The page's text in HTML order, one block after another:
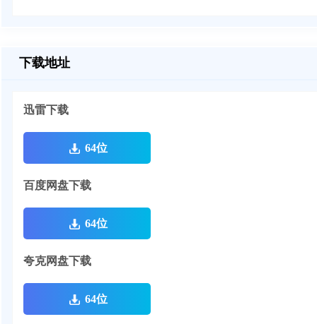
下载地址
迅雷下载
64位
百度网盘下载
64位
夸克网盘下载
64位